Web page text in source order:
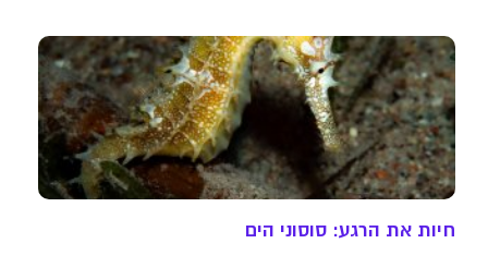
חיות את הרגע: סוסוני הים